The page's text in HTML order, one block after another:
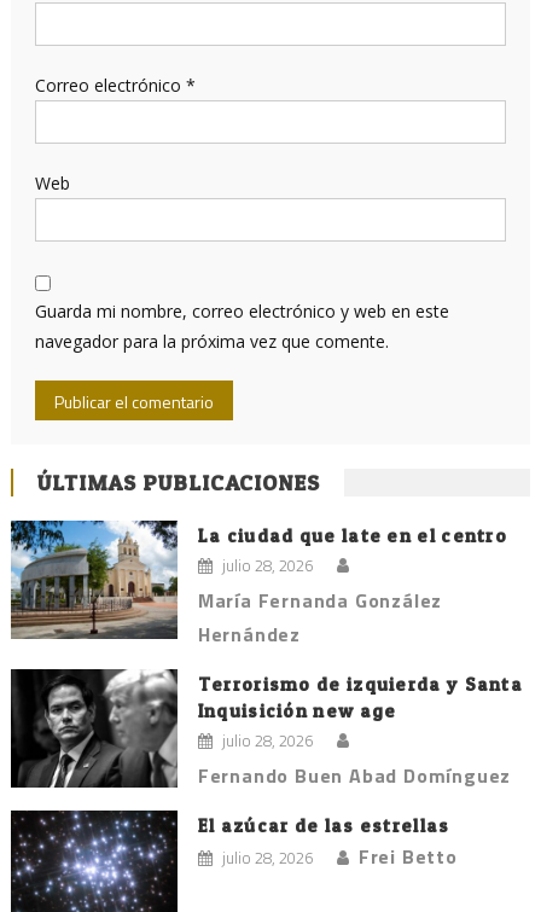
Correo electrónico *
Web
Guarda mi nombre, correo electrónico y web en este
navegador para la próxima vez que comente.
ÚLTIMAS PUBLICACIONES
La ciudad que late en el centro
julio 28, 2026
María Fernanda González
Hernández
Terrorismo de izquierda y Santa
Inquisición new age
julio 28, 2026
Fernando Buen Abad Domínguez
El azúcar de las estrellas
julio 28, 2026 Frei Betto